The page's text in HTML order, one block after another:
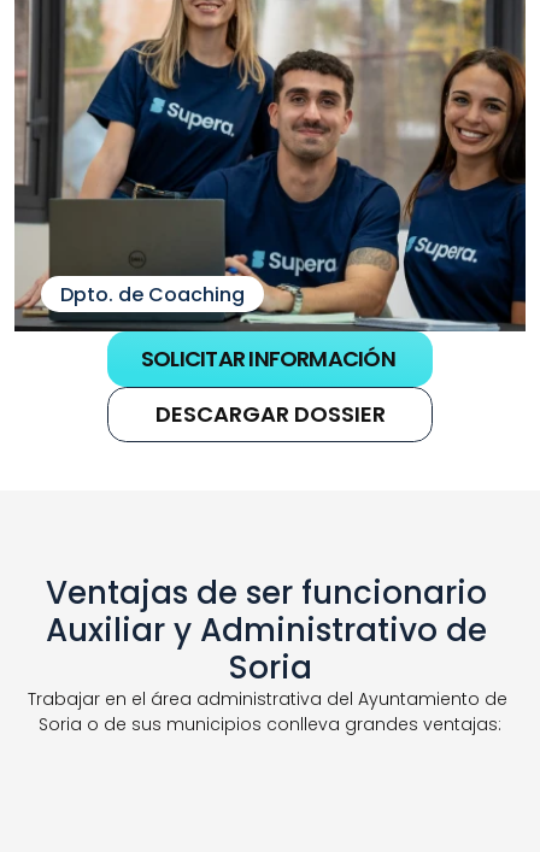
Dpto. de Coaching
SOLICITAR INFORMACIÓN
DESCARGAR DOSSIER
Ventajas de ser funcionario
Auxiliar y Administrativo de
Soria
Trabajar en el área administrativa del Ayuntamiento de
Soria o de sus municipios conlleva grandes ventajas: